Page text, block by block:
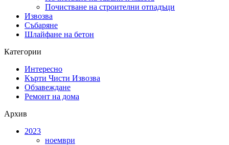
Почистване на строителни отпадъци
Извозва
Събаряне
Шлайфане на бетон
Категории
Интересно
Кърти Чисти Извозва
Обзавеждане
Ремонт на дома
Архив
2023
ноември